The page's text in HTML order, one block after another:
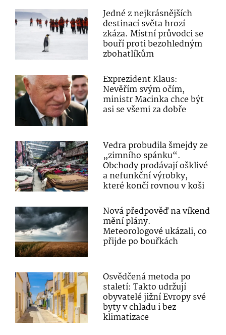
Jedné z nejkrásnějších
destinací světa hrozí
zkáza. Místní průvodci se
bouří proti bezohledným
zbohatlíkům
Exprezident Klaus:
Nevěřím svým očím,
ministr Macinka chce být
asi se všemi za dobře
Vedra probudila šmejdy ze
„zimního spánku“.
Obchody prodávají ošklivé
a nefunkční výrobky,
které končí rovnou v koši
Nová předpověď na víkend
mění plány.
Meteorologové ukázali, co
přijde po bouřkách
Osvědčená metoda po
staletí: Takto udržují
obyvatelé jižní Evropy své
byty v chladu i bez
klimatizace